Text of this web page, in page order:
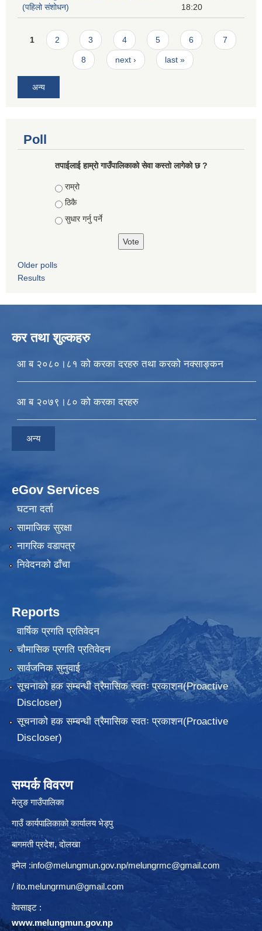
(पहिलो संशोधन)
18:20
Pages
1 2 3 4 5 6 7
8 next › last »
अन्य
Poll
तपाईलाई हाम्राे गाउँपालिकाको सेवा कस्तो लागेको छ ?
Choices
राम्रो
ठिकै
सुधार गर्नु पर्ने
Older polls
Results
कर तथा शुल्कहरु
आ ब २०८०।८१ को करका दरहरु तथा करको नक्साङ्कन
आ ब २०७९।८० को करका दरहरु
अन्य
eGov Services
घटना दर्ता
सामाजिक सुरक्षा
नागरिक वडापत्र
निवेदनकाे ढाँचा
Reports
वार्षिक प्रगति प्रतिवेदन
चौमासिक प्रगति प्रतिवेदन
सार्वजनिक सुनुवाई
सूचनाको हक सम्बन्धी त्रैमासिक स्वतः प्रकाशन(Proactive
Discloser)
सूचनाको हक सम्बन्धी त्रैमासिक स्वतः प्रकाशन(Proactive
Discloser)
सम्पर्क विवरण
मेलुङ गाउँपालिका
गाउँ कार्यपालिकाको कार्यालय भेड्पु
बागमती प्रदेश, दाेलखा
इमेल :info@melungmun.gov.np/melungrmc@gmail.com
/ ito.melungrmun@gmail.com
वेवसाइट :
www.melungmun.gov.np